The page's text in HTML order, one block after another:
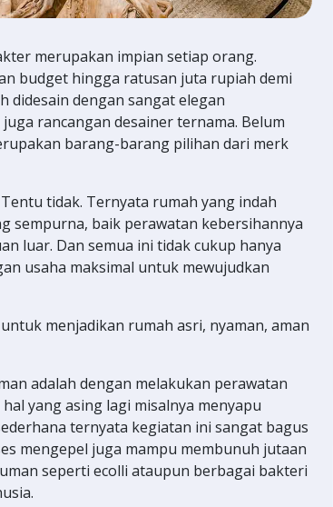
merupakan impian setiap orang.
budget hingga ratusan juta rupiah demi
didesain dengan sangat elegan
rancangan desainer ternama. Belum
barang-barang pilihan dari merk
tidak. Ternyata rumah yang indah
sempurna, baik perawatan kebersihannya
luar. Dan semua ini tidak cukup hanya
usaha maksimal untuk mewujudkan
menjadikan rumah asri, nyaman, aman
adalah dengan melakukan perawatan
yang asing lagi misalnya menyapu
ternyata kegiatan ini sangat bagus
mengepel juga mampu membunuh jutaan
seperti ecolli ataupun berbagai bakteri